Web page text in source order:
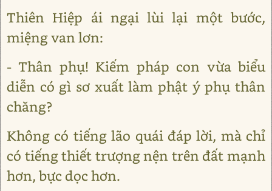
Thiên Hiệp ái ngại lùi lại một bước,
miệng van lơn:
- Thân phụ! Kiếm pháp con vừa biểu
diễn có gì sơ xuất làm phật ý phụ thân
chăng?
Không có tiếng lão quái đáp lời, mà chỉ
có tiếng thiết trượng nện trên đất mạnh
hơn, bực dọc hơn.